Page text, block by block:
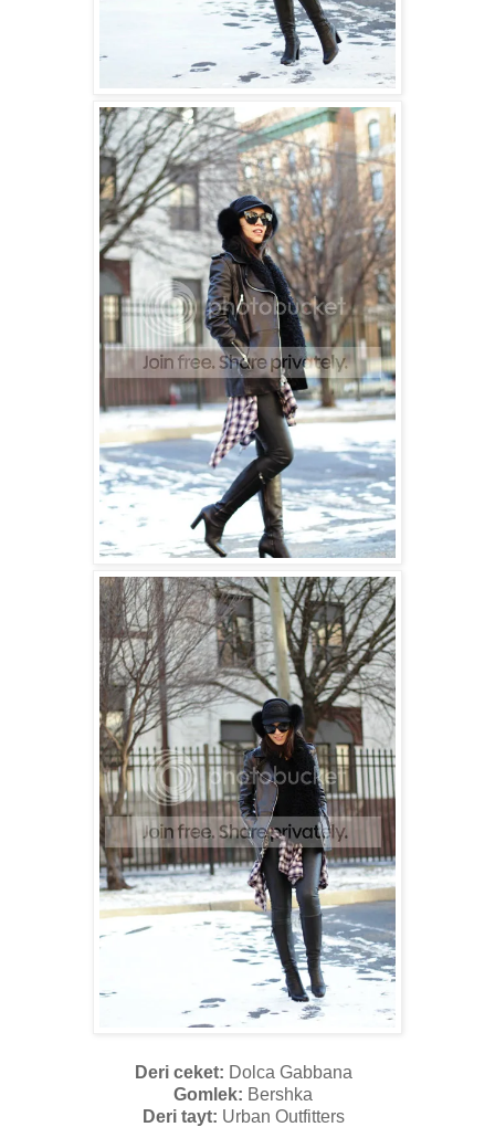
Deri ceket: Dolca Gabbana
Gomlek: Bershka
Deri tayt: Urban Outfitters